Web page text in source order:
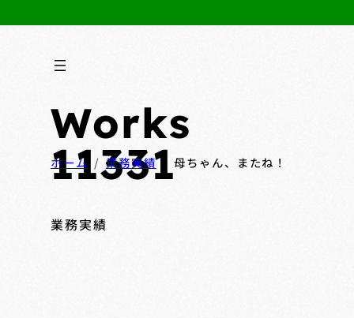
Works
11331
業務実績
ホーム 業務実績 母ちゃん、またね！